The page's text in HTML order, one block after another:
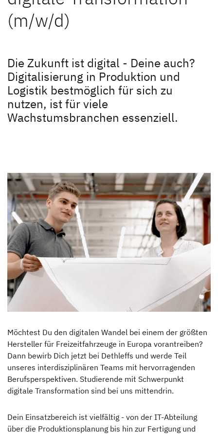
Unternehmen
Unternehmen
Karriere
Stellenangebote
FAQs
Ansprechpartner
Hinter den Kulissen
News & Presse
Auszeichnungen
Dethleffs Family Stiftung
Verantwortung
Reiseziel Zukunft
Erwin Hymer Museum
(m/w/d)
Die Zukunft ist digital - Deine auch?
Digitalisierung in Produktion und
Logistik bestmöglich für sich zu
nutzen, ist für viele
Wachstumsbranchen essenziell.
Möchtest Du den digitalen Wandel bei einem der größten
Hersteller für Freizeitfahrzeuge in Europa vorantreiben?
Dann bewirb Dich jetzt bei Dethleffs und werde Teil
unseres interdisziplinären Teams mit hervorragenden
Berufsperspektiven. Studierende mit Schwerpunkt
digitale Transformation sind bei uns mittendrin.
Dein Einsatzbereich ist vielfältig - von der IT-Abteilung
über die Produktionsplanung bis hin zur Fertigung und
Dethleffs Händlersuche
Finde den Dethleffs Händler in deiner Nähe